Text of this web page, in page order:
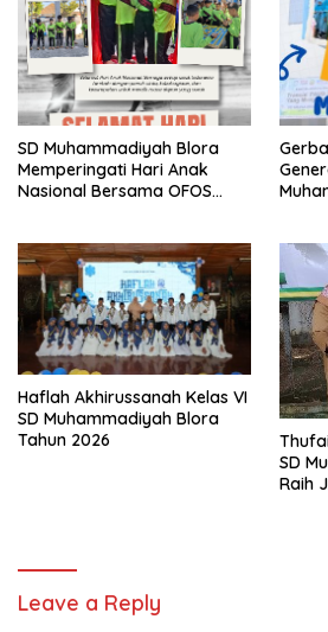
SD Muhammadiyah Blora
Memperingati Hari Anak
Nasional Bersama OFOS
Haflah Akhirussanah Kelas VI
SD Muhammadiyah Blora
Tahun 2026
SD
Raih
Leave a Reply